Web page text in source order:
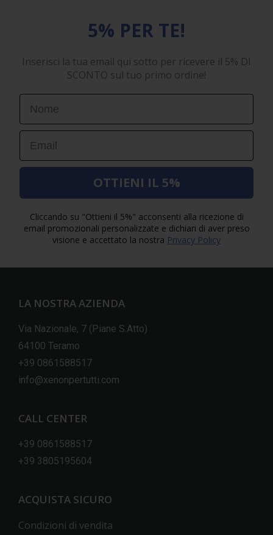
5% PER TE!
Inserisci la tua email qui sotto per ricevere il 5% DI
SCONTO sul tuo primo ordine!
First Name
Email
OTTIENI IL 5%
Cliccando su "Ottieni il 5%" acconsenti alla ricezione di
email promozionali personalizzate e dichiari di aver preso
visione e accettato la nostra Privacy Policy
LA NOSTRA AZIENDA
Via Nazionale, 7 (Piane S.Atto)
64100 Teramo
+39 0861588517
info@xenonpertutti.com
CALL CENTER
+39 0861588517
+39 3805195604
ACQUISTA SICURO
Condizioni di vendita